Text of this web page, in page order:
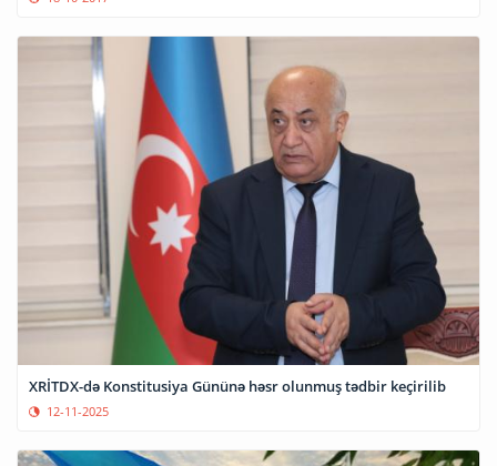
XRİTDX-də Konstitusiya Gününə həsr olunmuş tədbir keçirilib
12-11-2025